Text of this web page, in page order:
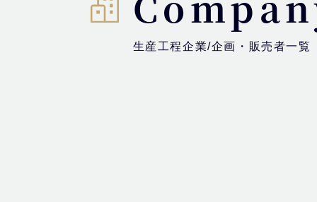
生産工程企業/企画・販売者一覧